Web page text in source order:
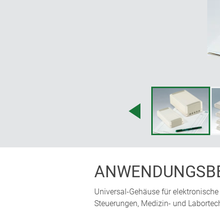
Universal-Gehäuse für
Steuerungen, Medizin- und